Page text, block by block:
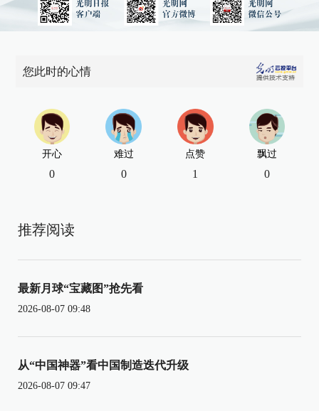
您此时的心情
开心
0
难过
0
点赞
1
飘过
0
推荐阅读
最新月球“宝藏图”抢先看
2026-08-07 09:48
从“中国神器”看中国制造迭代升级
2026-08-07 09:47